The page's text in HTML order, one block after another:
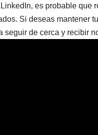
es probable que
Si deseas mantener
seguir de cerca y recibir